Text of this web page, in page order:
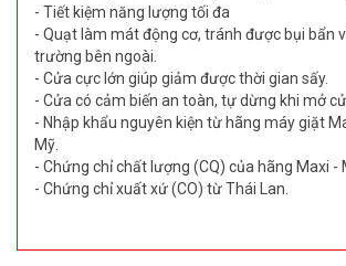
- Tiết kiệm năng lượng tối đa
- Quạt làm mát động cơ, tránh được bụi bẩn
trường bên ngoài.
- Cửa cực lớn giúp giảm được thời gian sấy.
- Cửa có cảm biến an toàn, tự dừng khi mở
- Nhập khẩu nguyên kiện từ hãng máy giặt
Mỹ.
- Chứng chỉ chất lượng (CQ) của hãng Maxi -
- Chứng chỉ xuất xứ (CO) từ Thái Lan.